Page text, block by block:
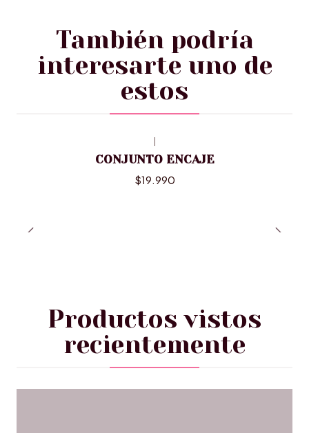
También podría
interesarte uno de
estos
CONJUNTO ENCAJE
$19.990
Productos vistos
recientemente